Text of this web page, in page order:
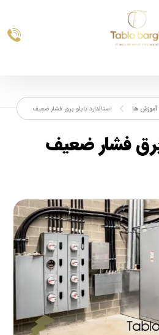
آموزش ها استاندارد تابلو برق فشار ضعیف
برق فشار ضعیف